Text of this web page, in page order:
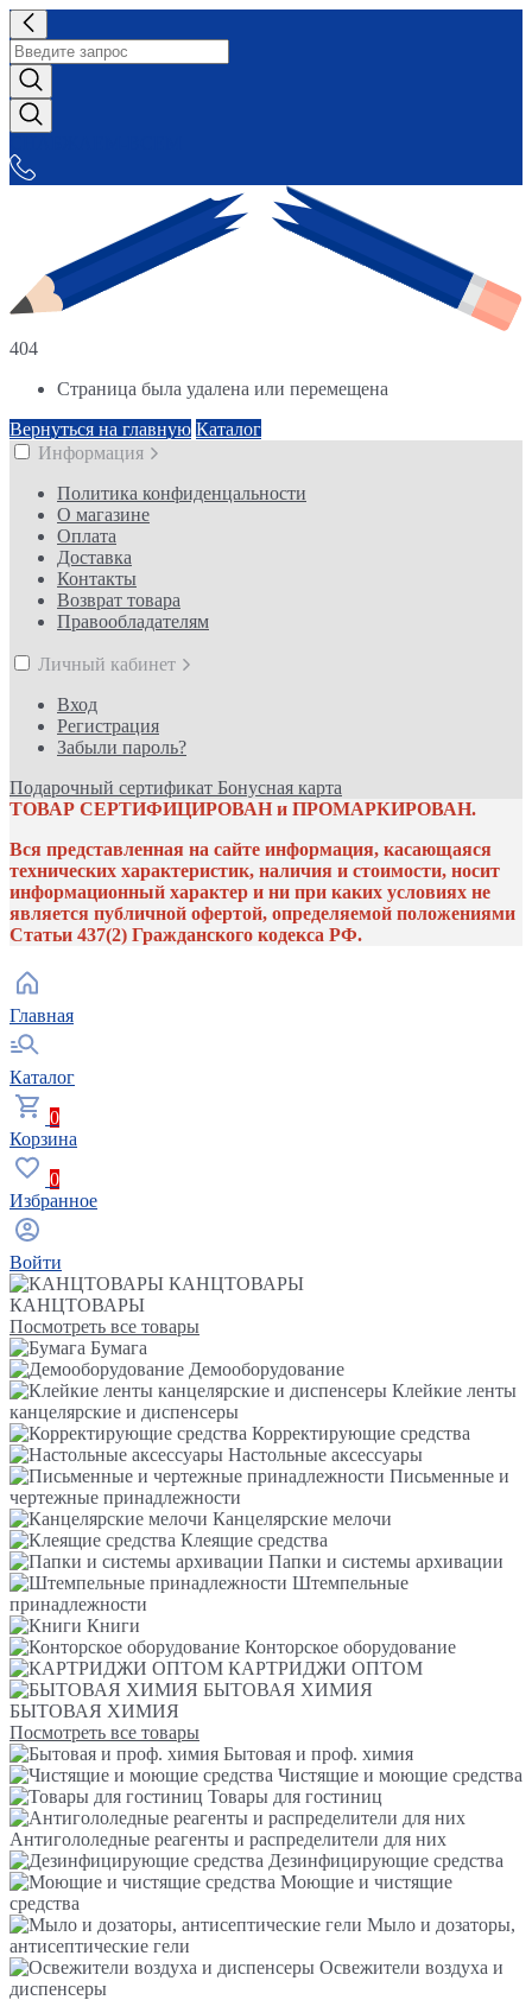
404
Страница была удалена или перемещена
Вернуться на главную Каталог
Информация
Политика конфиденцальности
О магазине
Оплата
Доставка
Контакты
Возврат товара
Правообладателям
Личный кабинет
Вход
Регистрация
Забыли пароль?
Подарочный сертификат Бонусная карта
ТОВАР СЕРТИФИЦИРОВАН и ПРОМАРКИРОВАН.
Вся представленная на сайте информация, касающаяся
технических характеристик, наличия и стоимости, носит
информационный характер и ни при каких условиях не
является публичной офертой, определяемой положениями
Статьи 437(2) Гражданского кодекса РФ.
Главная
Каталог
0
Корзина
0
Избранное
Войти
КАНЦТОВАРЫ
КАНЦТОВАРЫ
Посмотреть все товары
Бумага
Демооборудование
Клейкие ленты
канцелярские и диспенсеры
Корректирующие средства
Настольные аксессуары
Письменные и
чертежные принадлежности
Канцелярские мелочи
Клеящие средства
Папки и системы архивации
Штемпельные
принадлежности
Книги
Конторское оборудование
КАРТРИДЖИ ОПТОМ
БЫТОВАЯ ХИМИЯ
БЫТОВАЯ ХИМИЯ
Посмотреть все товары
Бытовая и проф. химия
Чистящие и моющие средства
Товары для гостиниц
Антигололедные реагенты и распределители для них
Дезинфицирующие средства
Моющие и чистящие
средства
Мыло и дозаторы,
антисептические гели
Освежители воздуха и
диспенсеры